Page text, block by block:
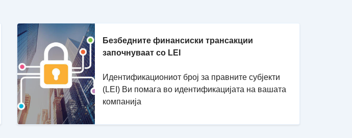
Безбедните финансиски трансакции
започнуваат со LEI
Идентификациониот број за правните субјекти
(LEI) Ви помага во идентификацијата на вашата
компанија